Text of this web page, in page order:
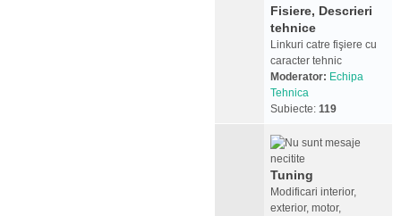
Fisiere, Descrieri
tehnice
Linkuri catre fişiere cu
caracter tehnic
Moderator: Echipa
Tehnica
Subiecte: 119
Tuning
Modificari interior,
exterior, motor,